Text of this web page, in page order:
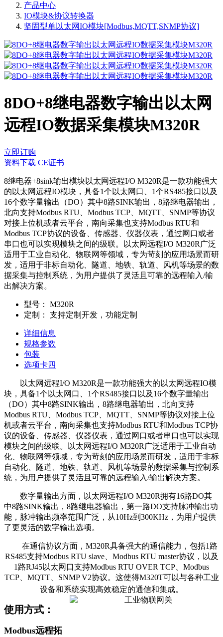
产品中心
IO模块&协议转换器
坚固型单以太网IO模块[Modbus,MQTT,SNMP协议]
8DO+8继电器数字输出以太网
远程IO数据采集模块M320R
立即订购
资料下载 CE证书
8继电器+8sink输出模块以太网远程I/O M320R是一款功能强大
的以太网远程IO模块，具备1个以太网口、1个RS485接口以及
16个数字量输出（DO）其中8路SINK输出，8路继电器输出，
北向支持Modbus RTU、Modbus TCP、MQTT、SNMP等协议
对接上位机或者云平台，南向采集也支持Modbus RTU和
Modbus TCP协议的设备、传感器、仪器仪表，通过网口或者
串口也可以实现模块之间的级联。以太网远程I/O M320R广泛
适用于工业自动化、物联网等领域，专为苛刻的应用场景而研
发，适用于非标自动化、隧道、地铁、轨道、风机等场景的数
据采集与控制系统，为用户提供了灵活且可靠的远程输入/输
出解决方案。
型号：
M320R
定制：
支持定制开发，功能定制
详细信息
规格参数
包装
选项卡四
以太网远程I/O M320R是一款功能强大的以太网远程IO模
块，具备1个以太网口、1个RS485接口以及16个数字量输出
（DO）其中8路SINK输出，8路继电器输出，北向支持
Modbus RTU、Modbus TCP、MQTT、SNMP等协议对接上位
机或者云平台，南向采集也支持Modbus RTU和Modbus TCP协
议的设备、传感器、仪器仪表，通过网口或者串口也可以实现
模块之间的级联。以太网远程I/O M320R广泛适用于工业自动
化、物联网等领域，专为苛刻的应用场景而研发，适用于非标
自动化、隧道、地铁、轨道、风机等场景的数据采集与控制系
统，为用户提供了灵活且可靠的远程输入/输出解决方案。
数字量输出方面，以太网远程I/O M320R拥有16路DO其
中8路SINK输出，8路继电器输出 ，第一路DO支持脉冲输出功
能，脉冲输出频率范围广泛，从10Hz到300KHz，为用户提供
了更灵活的数字输出选项。
在通信协议方面，M320R具备强大的通信能力，包括1路
RS485支持Modbus RTU slave、Modbus RTU master协议，以及
1路RJ45以太网口支持Modbus RTU OVER TCP、Modbus
TCP、MQTT、SNMP V2协议。这使得M320T可以与各种工业
设备和系统实现高效稳定的通信和集成。
使用方式：
Modbus远程拓